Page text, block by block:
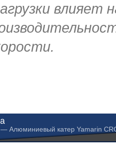
влияет
Алюминиевый катер Yamarin